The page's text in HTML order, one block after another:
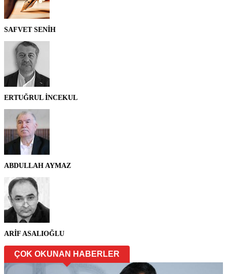
SAFVET SENİH
ERTUĞRUL İNCEKUL
ABDULLAH AYMAZ
ARİF ASALIOĞLU
ÇOK OKUNAN HABERLER